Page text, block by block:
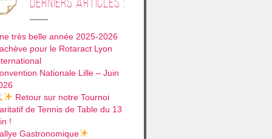
très belle année 2025-2026
pour le Rotaract Lyon
Nationale Lille – Juin
Retour sur notre Tournoi
de Tennis de Table du 13
!
Gastronomique